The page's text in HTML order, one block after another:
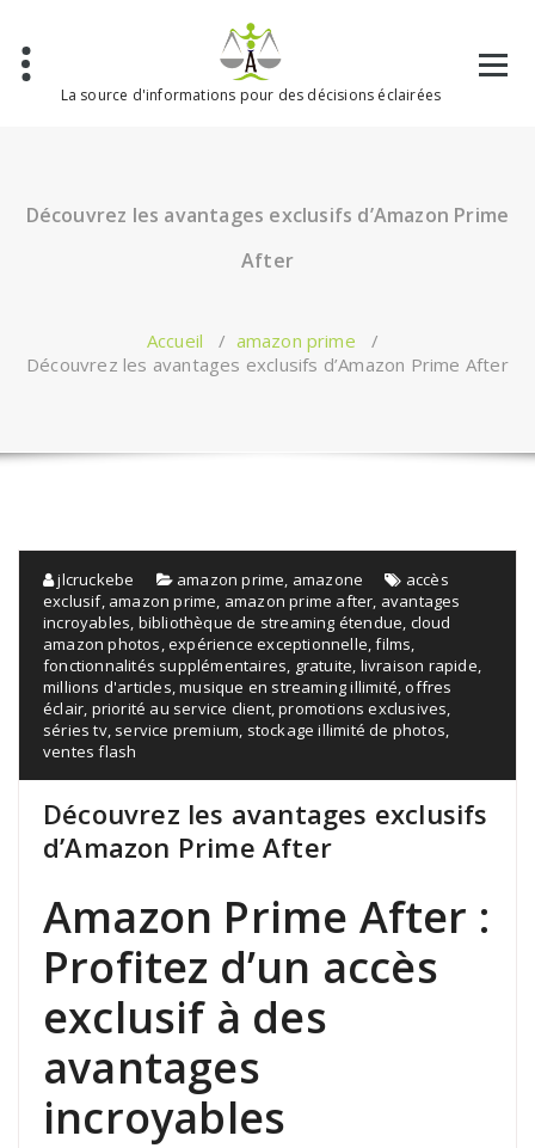
contenu
La source d'informations pour des décisions éclairées
Découvrez les avantages exclusifs d’Amazon Prime
After
Accueil / amazon prime /
Découvrez les avantages exclusifs d’Amazon Prime After
jlcruckebe amazon prime amazone
accès
exclusif, amazon prime amazon prime after avantages
incroyables bibliothèque de streaming étendue cloud
amazon photos ,expérience exceptionnelle ,films
fonctionnalités supplémentaires gratuite livraison rapide
millions d'articles ,musique en streaming illimité ,offres
éclair priorité au service client,promotions exclusives
séries tv, service premium stockage illimité de photos
ventes flash
Découvrez les avantages exclusifs
d’Amazon Prime After
Amazon Prime After :
Profitez d’un accès
exclusif à des
avantages
incroyables